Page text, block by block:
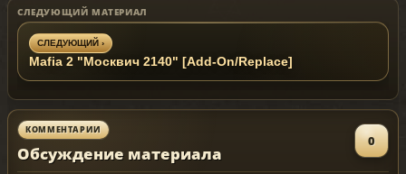
СЛЕДУЮЩИЙ МАТЕРИАЛ
СЛЕДУЮЩИЙ ›
Mafia 2 "Москвич 2140" [Add-On/Replace]
КОММЕНТАРИИ
Обсуждение материала
0